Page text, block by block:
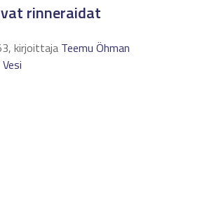
rinneraidat
kirjoittaja Teemu Öhman
Vesi